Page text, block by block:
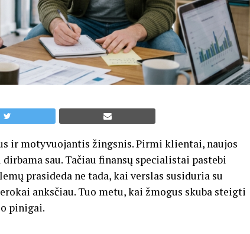
ir motyvuojantis žingsnis. Pirmi klientai, naujos
sau. Tačiau finansų specialistai pastebi
prasideda ne tada, kai verslas susiduria su
anksčiau. Tuo metu, kai žmogus skuba steigti
pinigai.